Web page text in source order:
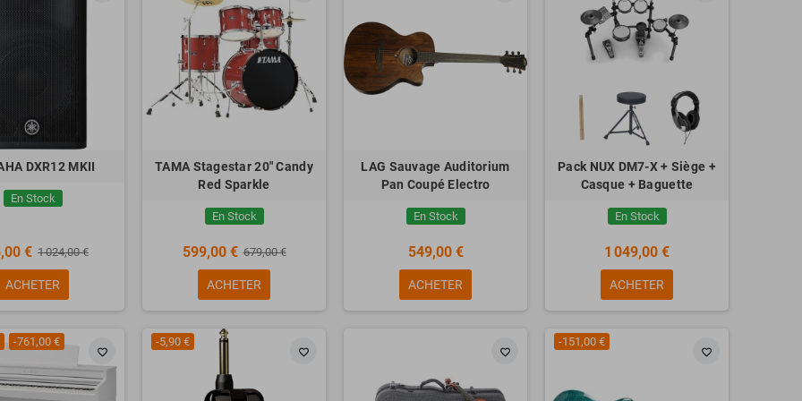
20 Noir + Stand +
+ Casque
€
DXR12 MKII
En Stock
€ 1 024,00 €
ACHETER
TAMA Stagestar 20" Candy
Red Sparkle
En Stock
599,00 € 679,00 €
ACHETER
LAG Sauvage Auditorium
Pan Coupé Electro
En Stock
549,00 €
ACHETER
Pack NUX DM7-X + Siège +
Casque + Baguette
En Stock
1 049,00 €
ACHETER
favorite_border
-761,00 €
favorite_border
-5,90 €
favorite_border favorite_border
-151,00 €